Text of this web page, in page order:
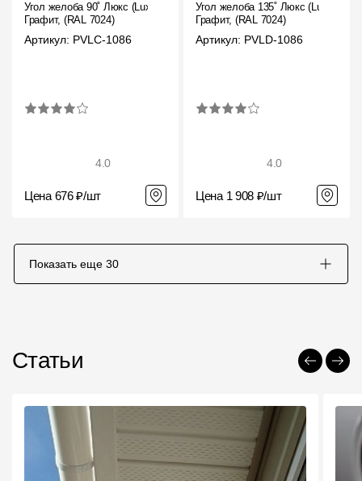
Угол желоба 90˚ Люкс (Lux)
Графит, (RAL 7024)
Артикул: PVLC-1086
4.0
Цена 676 ₽/шт
Угол желоба 135˚ Люкс (Lux)
Графит, (RAL 7024)
Артикул: PVLD-1086
4.0
Цена 1 908 ₽/шт
Показать еще 30
Статьи